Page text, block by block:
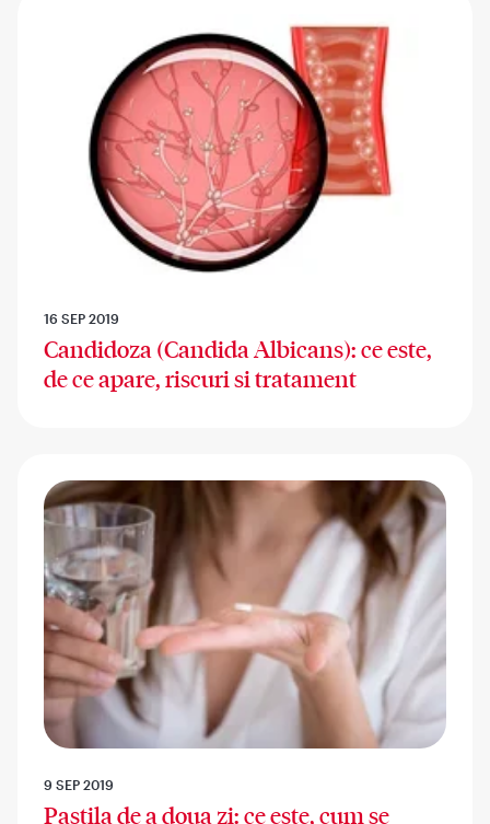
16 SEP 2019
Candidoza (Candida Albicans): ce este,
de ce apare, riscuri si tratament
9 SEP 2019
Pastila de a doua zi: ce este, cum se